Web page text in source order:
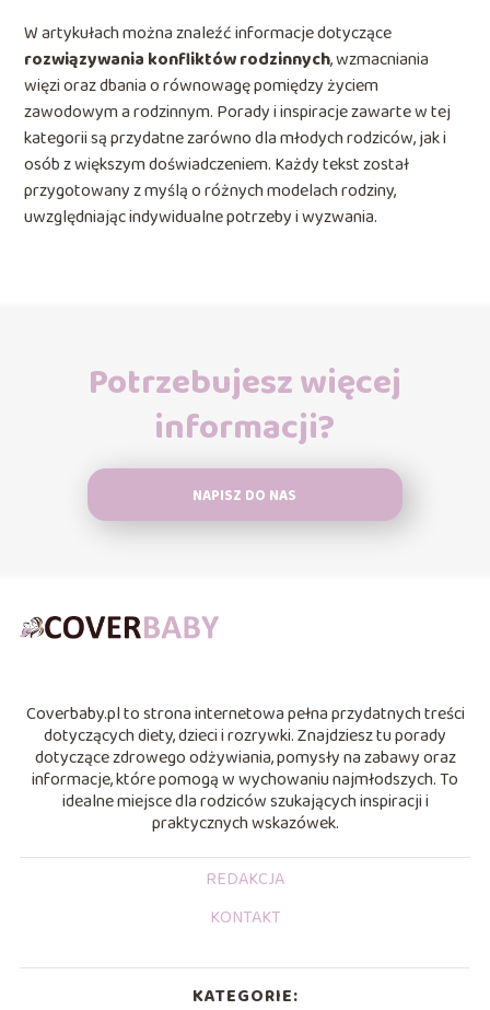
W artykułach można znaleźć informacje dotyczące
rozwiązywania konfliktów rodzinnych, wzmacniania
więzi oraz dbania o równowagę pomiędzy życiem
zawodowym a rodzinnym. Porady i inspiracje zawarte w tej
kategorii są przydatne zarówno dla młodych rodziców, jak i
osób z większym doświadczeniem. Każdy tekst został
przygotowany z myślą o różnych modelach rodziny,
uwzględniając indywidualne potrzeby i wyzwania.
Potrzebujesz więcej
informacji?
NAPISZ DO NAS
Coverbaby.pl to strona internetowa pełna przydatnych treści
dotyczących diety, dzieci i rozrywki. Znajdziesz tu porady
dotyczące zdrowego odżywiania, pomysły na zabawy oraz
informacje, które pomogą w wychowaniu najmłodszych. To
idealne miejsce dla rodziców szukających inspiracji i
praktycznych wskazówek.
REDAKCJA
KONTAKT
KATEGORIE: